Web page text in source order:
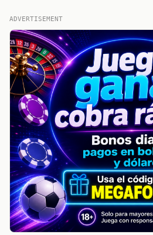
ADVERTISEMENT